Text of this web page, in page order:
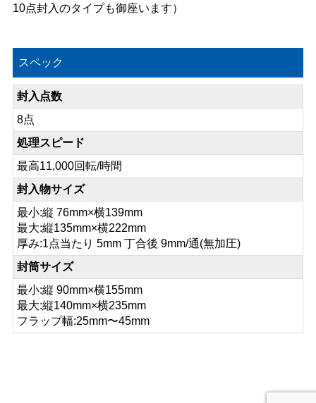
10点封入のタイプも御座います）
スペック
封入点数
8点
処理スピード
最高11,000回転/時間
封入物サイズ
最小:縦 76mm×横139mm
最大:縦135mm×横222mm
厚み:1点当たり 5mm 丁合後 9mm/通(無加圧)
封筒サイズ
最小:縦 90mm×横155mm
最大:縦140mm×横235mm
フラップ幅:25mm〜45mm